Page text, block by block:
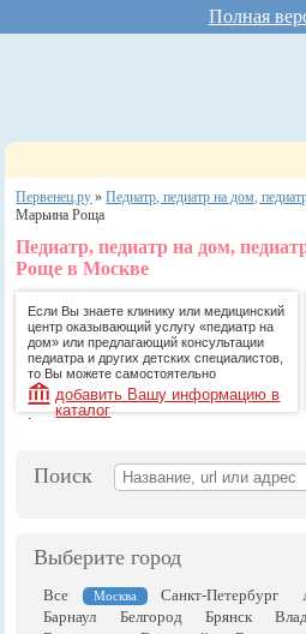
Полная
Первенец.ру »Педиатр, педиатр на дом,
Марьина Роща
Педиатр, педиатр на дом,
Роще в Москве
Если Вы знаете клинику или медицинский
центр оказывающий услугу «педиатр на
дом» или предлагающий консультации
педиатра и других детских специалистов,
то Вы можете самостоятельно
добавить Вашу информацию в
каталог
.
Поиск
Выберите город
Все Москва Санкт-Петербург
Барнаул
Белгород Брянск